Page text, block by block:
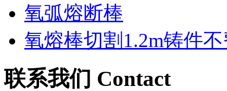
氧弧熔断棒
氧熔棒切割1.2m铸件
联系我们 Contact